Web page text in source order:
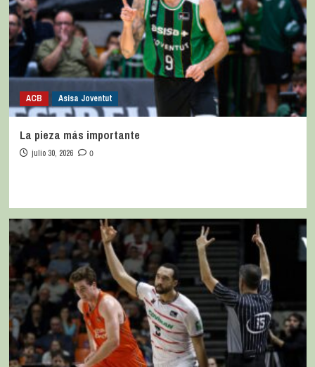
ACB Asisa Joventut
La pieza más importante
julio 30, 2026 0